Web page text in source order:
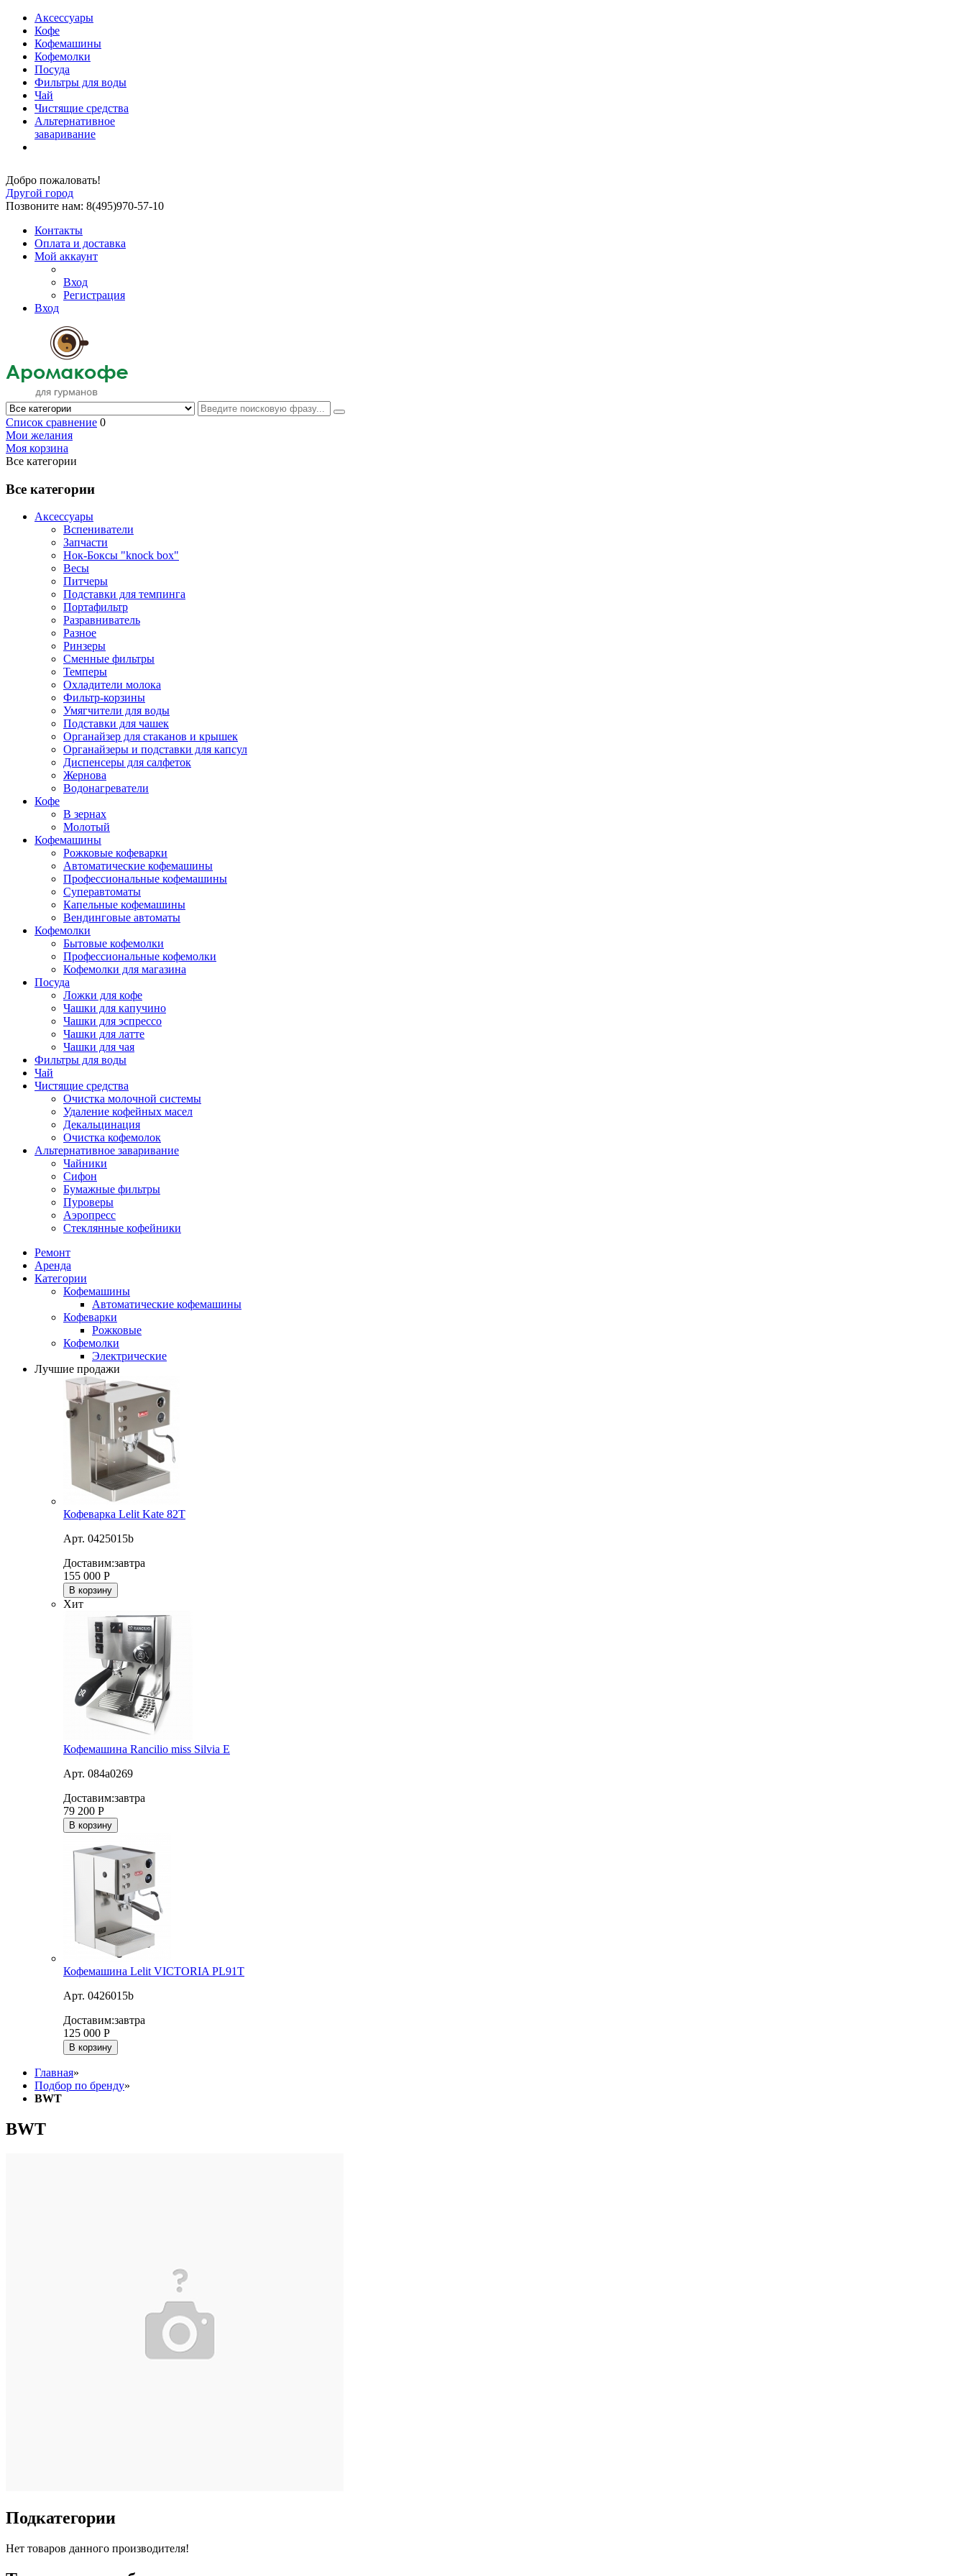
Аксессуары
Кофе
Кофемашины
Кофемолки
Посуда
Фильтры для воды
Чай
Чистящие средства
Альтернативное
заваривание
Добро пожаловать!
Другой город
Позвоните нам: 8(495)970-57-10
Контакты
Оплата и доставка
Мой аккаунт
Вход
Регистрация
Вход
Список сравнение 0
Мои желания
Моя корзина
Все категории
Все категории
Аксессуары
Вспениватели
Запчасти
Нок-Боксы "knock box"
Весы
Питчеры
Подставки для темпинга
Портафильтр
Разравниватель
Разное
Ринзеры
Сменные фильтры
Темперы
Охладители молока
Фильтр-корзины
Умягчители для воды
Подставки для чашек
Органайзер для стаканов и крышек
Органайзеры и подставки для капсул
Диспенсеры для салфеток
Жернова
Водонагреватели
Кофе
В зернах
Молотый
Кофемашины
Рожковые кофеварки
Автоматические кофемашины
Профессиональные кофемашины
Суперавтоматы
Капельные кофемашины
Вендинговые автоматы
Кофемолки
Бытовые кофемолки
Профессиональные кофемолки
Кофемолки для магазина
Посуда
Ложки для кофе
Чашки для капучино
Чашки для эспрессо
Чашки для латте
Чашки для чая
Фильтры для воды
Чай
Чистящие средства
Очистка молочной системы
Удаление кофейных масел
Декальцинация
Очистка кофемолок
Альтернативное заваривание
Чайники
Сифон
Бумажные фильтры
Пуроверы
Аэропресс
Стеклянные кофейники
Ремонт
Аренда
Категории
Кофемашины
Автоматические кофемашины
Кофеварки
Рожковые
Кофемолки
Электрические
Лучшие продажи
Кофеварка Lelit Kate 82T
Арт. 0425015b
Доставим:завтра
155 000 Р
В корзину
Хит
Кофемашина Rancilio miss Silvia E
Арт. 084a0269
Доставим:завтра
79 200 Р
В корзину
Кофемашина Lelit VICTORIA PL91T
Арт. 0426015b
Доставим:завтра
125 000 Р
В корзину
Главная»
Подбор по бренду»
BWT
BWT
Подкатегории
Нет товаров данного производителя!